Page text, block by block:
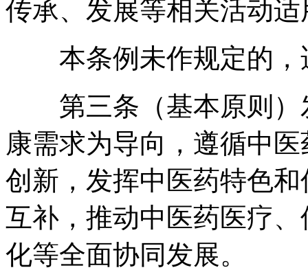
传承、发展等相关活动
本条例未作规定的 ，
第三条（基本原则）
康需求为导向 ， 遵循中
创新 ， 发挥中医药特色和
互补 ， 推动中医药医疗
化等全面协同发展。